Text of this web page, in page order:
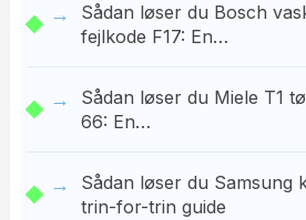
Sådan løser du Bosch
fejlkode F17: En…
Sådan løser du Miele T1
66: En…
Sådan løser du Samsung
trin-for-trin guide